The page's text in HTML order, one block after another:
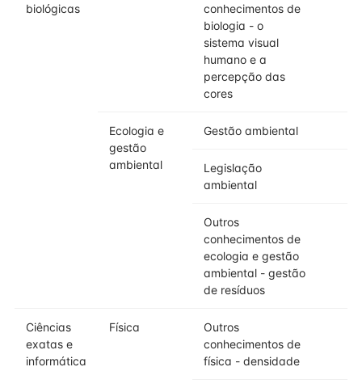
biológicas
conhecimentos de
biologia - o
sistema visual
humano e a
percepção das
cores
Ecologia e
gestão
ambiental
Gestão ambiental
Legislação
ambiental
Outros
conhecimentos de
ecologia e gestão
ambiental - gestão
de resíduos
Ciências
exatas e
informática
Física
Outros
conhecimentos de
física - densidade